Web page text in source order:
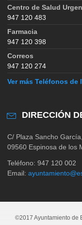
Centro de Salud
947 120 483
Farmacia
947 120 398
Correos
947 120 274
Ver más Teléfonos de
DIRECCIÓN
C/ Plaza Sancho
09560 Espinosa de los
Teléfono: 947 120 002
Email:
©2017 Ayuntamiento de